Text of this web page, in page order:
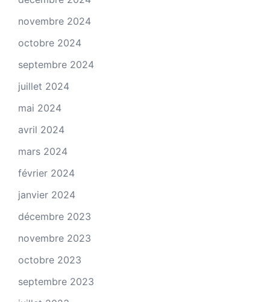
novembre 2024
octobre 2024
septembre 2024
juillet 2024
mai 2024
avril 2024
mars 2024
février 2024
janvier 2024
décembre 2023
novembre 2023
octobre 2023
septembre 2023